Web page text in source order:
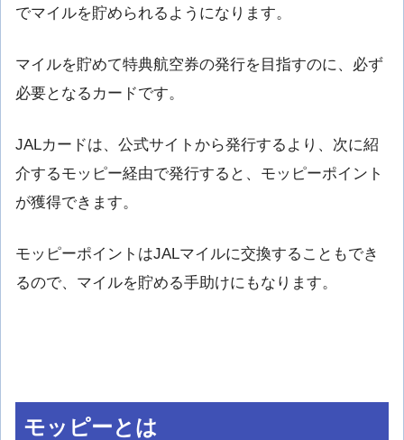
でマイルを貯められるようになります。
マイルを貯めて特典航空券の発行を目指すのに、必ず
必要となるカードです。
JALカードは、公式サイトから発行するより、次に紹
介するモッピー経由で発行すると、モッピーポイント
が獲得できます。
モッピーポイントはJALマイルに交換することもでき
るので、マイルを貯める手助けにもなります。
モッピーとは